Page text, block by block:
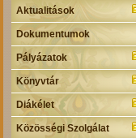
Aktualitások
Dokumentumok
Pályázatok
Könyvtár
Diákélet
Közösségi Szolgálat